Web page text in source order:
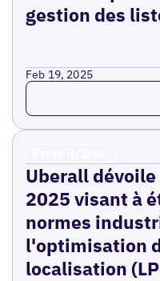
gestion des
Feb 19, 2025
Read more
Uberall
2025 visant à
normes
l'optimisation
localisation